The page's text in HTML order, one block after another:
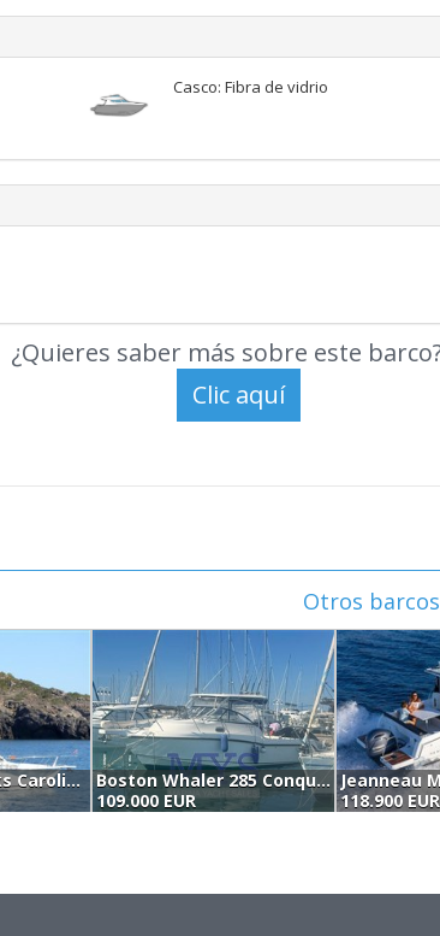
Casco: Fibra de vidrio
¿Quieres saber más sobre este
Otros
Carolina Boatworks Carolina 28 (2009)
Boston Whaler 285 Conquest (2006)
109.000 EUR
118.900 EUR